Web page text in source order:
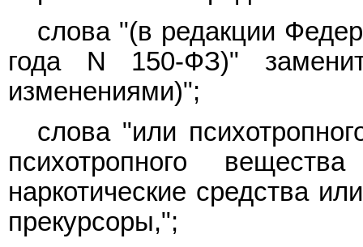
слова "(в редакции
года N 150-ФЗ)"
изменениями)";
слова "или
психотропного
наркотические средства
прекурсоры,";